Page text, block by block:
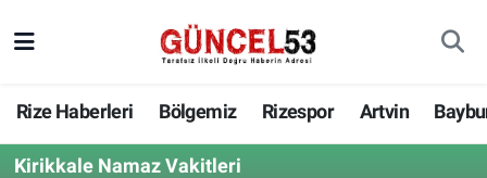
Rize Haberleri Bölgemiz Rizespor Artvin
Kirikkale Namaz Vakitleri